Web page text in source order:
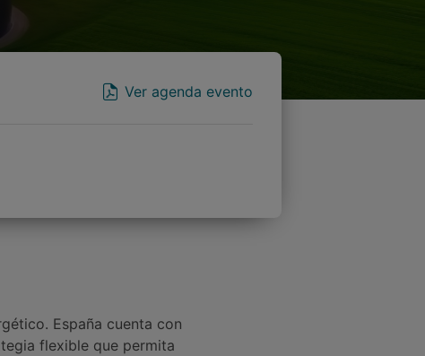
Ver agenda evento
España cuenta con
flexible que permita